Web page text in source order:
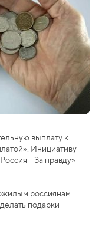
выплату к
Инициативу
- За правду»
россиянам
подарки